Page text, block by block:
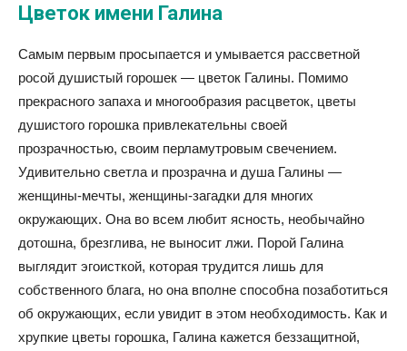
Цветок имени Галина
Самым первым просыпается и умывается рассветной
росой душистый горошек — цветок Галины. Помимо
прекрасного запаха и многообразия расцветок, цветы
душистого горошка привлекательны своей
прозрачностью, своим перламутровым свечением.
Удивительно светла и прозрачна и душа Галины —
женщины-мечты, женщины-загадки для многих
окружающих. Она во всем любит ясность, необычайно
дотошна, брезглива, не выносит лжи. Порой Галина
выглядит эгоисткой, которая трудится лишь для
собственного блага, но она вполне способна позаботиться
об окружающих, если увидит в этом необходимость. Как и
хрупкие цветы горошка, Галина кажется беззащитной,